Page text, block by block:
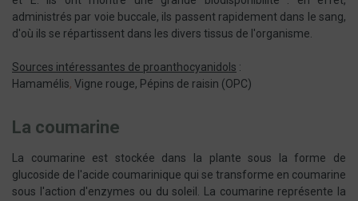
administrés par voie buccale, ils passent rapidement dans le sang,
d'où ils se répartissent dans les divers tissus de l'organisme.
Sources intéressantes de proanthocyanidols :
Hamamélis, Vigne rouge, Pépins de raisin (OPC)
La coumarine
La coumarine est stockée dans la plante sous la forme de
glucoside de l'acide coumarinique qui se transforme en coumarine
sous l'action d'enzymes ou du soleil. La coumarine représente la